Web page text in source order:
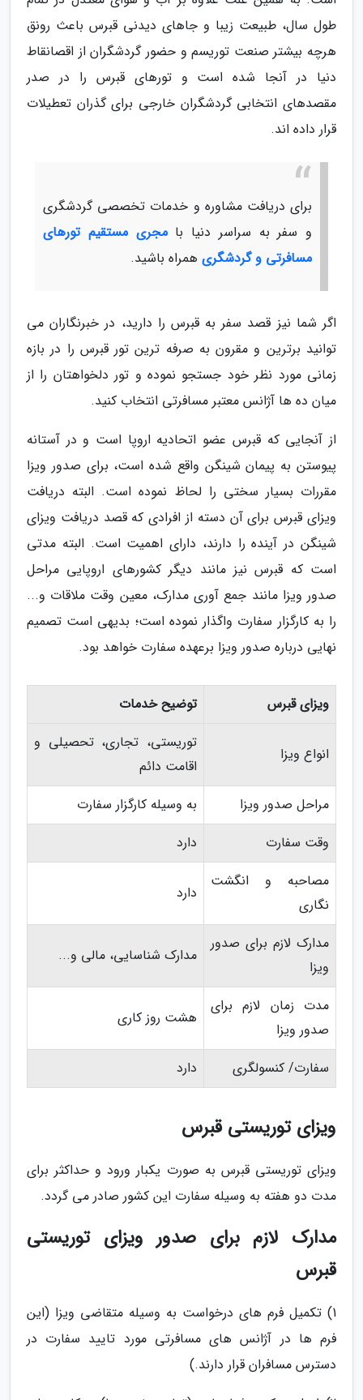
طول سال، طبیعت زیبا و جاهای دیدنی قبرس باعث رونق
هرچه بیشتر صنعت توریسم و حضور گردشگران از اقصانقاط
دنیا در آنجا شده است و تورهای قبرس را در صدر
مقصدهای انتخابی گردشگران خارجی برای گذران تعطیلات
قرار داده اند.
برای دریافت مشاوره و خدمات تخصصی گردشگری
و سفر به سراسر دنیا بامجری مستقیم تورهای
مسافرتی و گردشگری همراه باشید.
اگر شما نیز قصد سفر به قبرس را دارید، در خبرنگاران می
توانید برترین و مقرون به صرفه ترین تور قبرس را در بازه
زمانی مورد نظر خود جستجو نموده و تور دلخواهتان را از
میان ده ها آژانس معتبر مسافرتی انتخاب کنید.
از آنجایی که قبرس عضو اتحادیه اروپا است و در آستانه
پیوستن به پیمان شینگن واقع شده است، برای صدور ویزا
مقررات بسیار سختی را لحاظ نموده است. البته دریافت
ویزای قبرس برای آن دسته از افرادی که قصد دریافت ویزای
شینگن در آینده را دارند، دارای اهمیت است. البته مدتی
است که قبرس نیز مانند دیگر کشورهای اروپایی مراحل
صدور ویزا مانند جمع آوری مدارک، معین وقت ملاقات و...
را به کارگزار سفارت واگذار نموده است؛ بدیهی است تصمیم
نهایی درباره صدور ویزا برعهده سفارت خواهد بود.
ویزای قبرس توضیح خدمات
انواع ویزا
توریستی، تجاری، تحصیلی و
اقامت دائم
مراحل صدور ویزا
به وسیله کارگزار سفارت
وقت سفارت
دارد
مصاحبه و انگشت
نگاری
دارد
مدارک لازم برای صدور
ویزا
مدارک شناسایی، مالی و...
مدت زمان لازم برای
صدور ویزا
هشت روز کاری
سفارت/ کنسولگری دارد
ویزای توریستی قبرس
ویزای توریستی قبرس به صورت یکبار ورود و حداکثر برای
مدت دو هفته به وسیله سفارت این کشور صادر می گردد.
مدارک لازم برای صدور ویزای توریستی
قبرس
1) تکمیل فرم های درخواست به وسیله متقاضی ویزا (این
فرم ها در آژانس های مسافرتی مورد تایید سفارت در
دسترس مسافران قرار دارند.)